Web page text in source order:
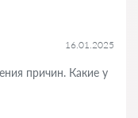
16.01.2025
причин. Какие у